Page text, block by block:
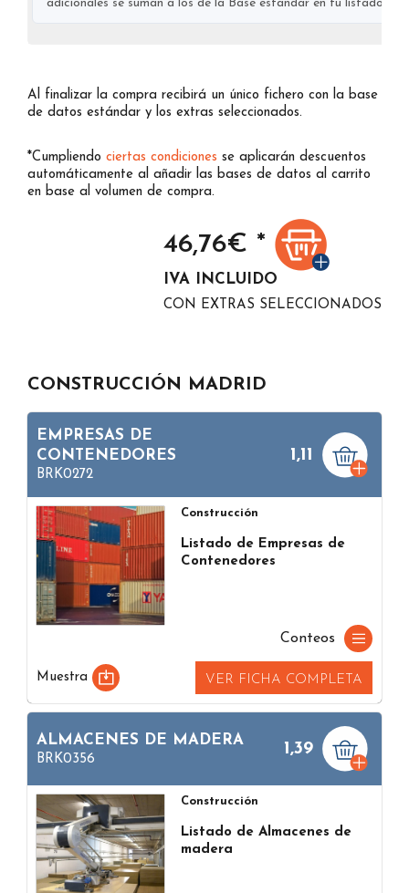
adicionales se suman a los de la Base estándar en tu listado
Al finalizar la compra recibirá un único fichero con la base
de datos estándar y los extras seleccionados.
*Cumpliendo ciertas condiciones se aplicarán descuentos
automáticamente al añadir las bases de datos al carrito
en base al volumen de compra.
46,76€ *
IVA INCLUIDO
CON EXTRAS SELECCIONADOS
CONSTRUCCIÓN MADRID
EMPRESAS DE
CONTENEDORES
BRK0272
1,11
Construcción
Listado de Empresas de
Contenedores
Conteos
Muestra VER FICHA COMPLETA
ALMACENES DE MADERA
BRK0356
1,39
Construcción
Listado de Almacenes de
madera